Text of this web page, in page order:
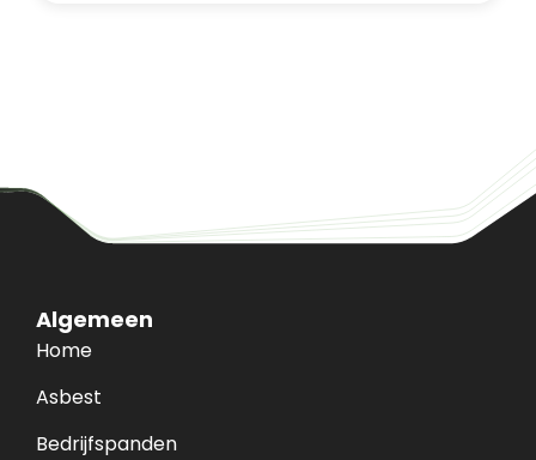
Algemeen
Home
Asbest
Bedrijfspanden